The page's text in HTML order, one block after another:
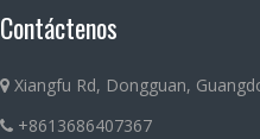
Contáctenos
Xiangfu Rd, Dongguan,
+8613686407367